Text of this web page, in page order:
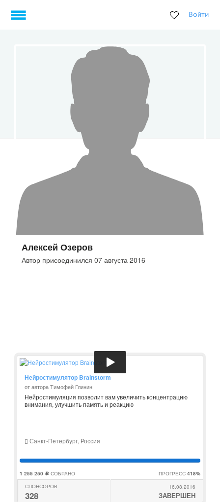
Войти
Алексей Озеров
Автор присоединился 07 августа 2016
Нейростимулятор Brainstorm
от автора Тимофей Глинин
Нейростимуляция позволит вам увеличить концентрацию
внимания, улучшить память и реакцию
Санкт-Петербург, Россия
1 255 250 c СОБРАНО ПРОГРЕСС 418%
СПОНСОРОВ
328
16.08.2016
ЗАВЕРШЕН